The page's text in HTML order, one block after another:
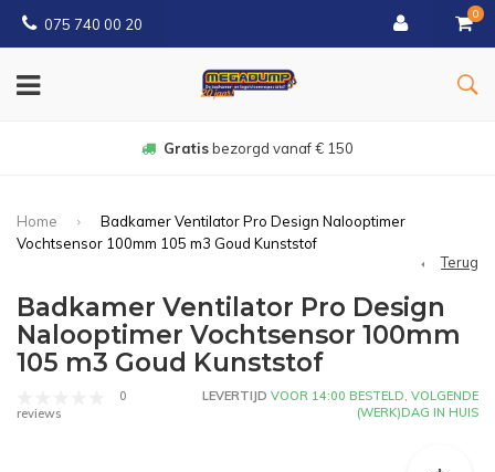
075 740 00 20
0
Gratisbezorgd vanaf € 150
Home
Badkamer Ventilator Pro Design Nalooptimer
Vochtsensor 100mm 105 m3 Goud Kunststof
Terug
Badkamer Ventilator Pro Design
Nalooptimer Vochtsensor 100mm
105 m3 Goud Kunststof
0
reviews
LEVERTIJD VOOR 14:00 BESTELD, VOLGENDE
(WERK)DAG IN HUIS